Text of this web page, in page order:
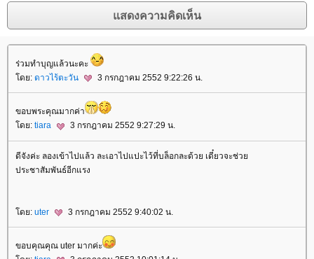
ร่วมทำบุญแล้วนะคะ
ดย: ดาวไร้ตะวัน 3 กรกฎาคม 2552 9:22:26 น.
ขอบพระคุณมากค่า
ดย: tiara 3 กรกฎาคม 2552 9:27:29 น.
ดีจังค่ะ ลองเข้าไปแล้ว ละเอาไปแปะไว้ที่บล็อกละด้วย เดี๋ยวจะช่ว
ประชาสัมพันธ์อีกแรง
ดย: uter 3 กรกฎาคม 2552 9:40:02 น.
ขอบคุณคุณ uter มากค่ะ